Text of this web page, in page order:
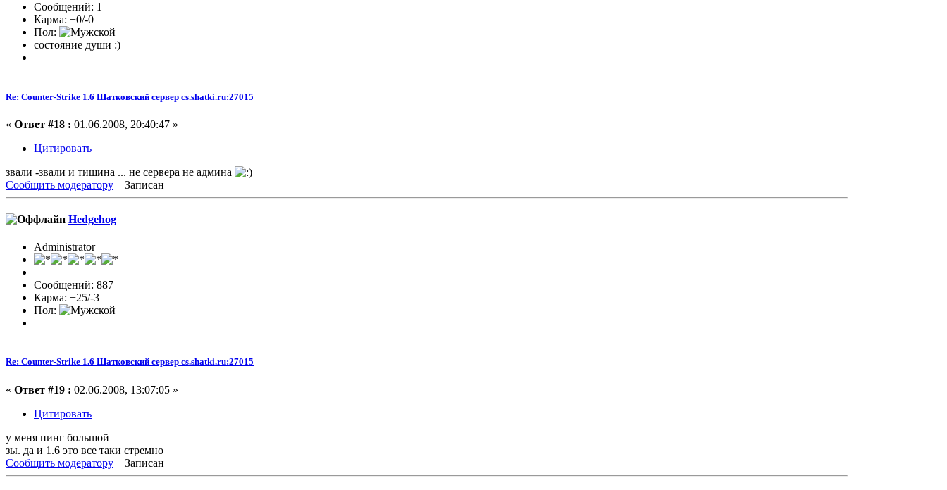
Сообщений: 1
Карма: +0/-0
Пол:
состояние души :)
Re: Counter-Strike 1.6 Шатковский сервер cs.shatki.ru:27015
« Ответ #18 : 01.06.2008, 20:40:47 »
Цитировать
звали -звали и тишина ... не сервера не админа
Сообщить модератору
Записан
Hedgehog
Administrator
Сообщений: 887
Карма: +25/-3
Пол:
Re: Counter-Strike 1.6 Шатковский сервер cs.shatki.ru:27015
« Ответ #19 : 02.06.2008, 13:07:05 »
Цитировать
у меня пинг большой
зы. да и 1.6 это все таки стремно
Сообщить модератору
Записан